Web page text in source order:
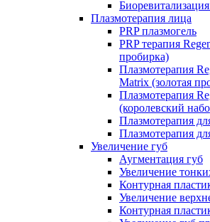
Плазмотерапия лица
PRP плазмогель
PRP терапия
пробирка)
Плазмотерапия
Matrix (золотая
Плазмотерапия
(королевский
Плазмотерапия
Плазмотерапия
Увеличение губ
Аугментация губ
Увеличение
Контурная
Увеличение
Контурная